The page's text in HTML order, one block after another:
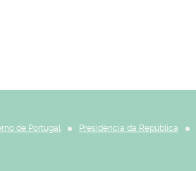
de Portugal Presidência da República